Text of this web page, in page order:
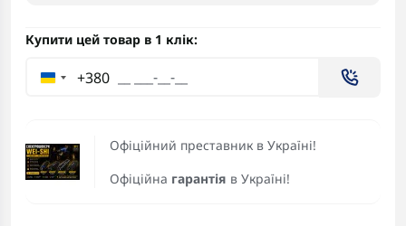
Офіційний преставник в Україні!
Офіційна гарантія в Україні!
Купити цей товар в 1 клік:
+380